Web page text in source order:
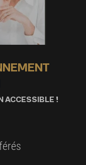
ACCESSIBLE !